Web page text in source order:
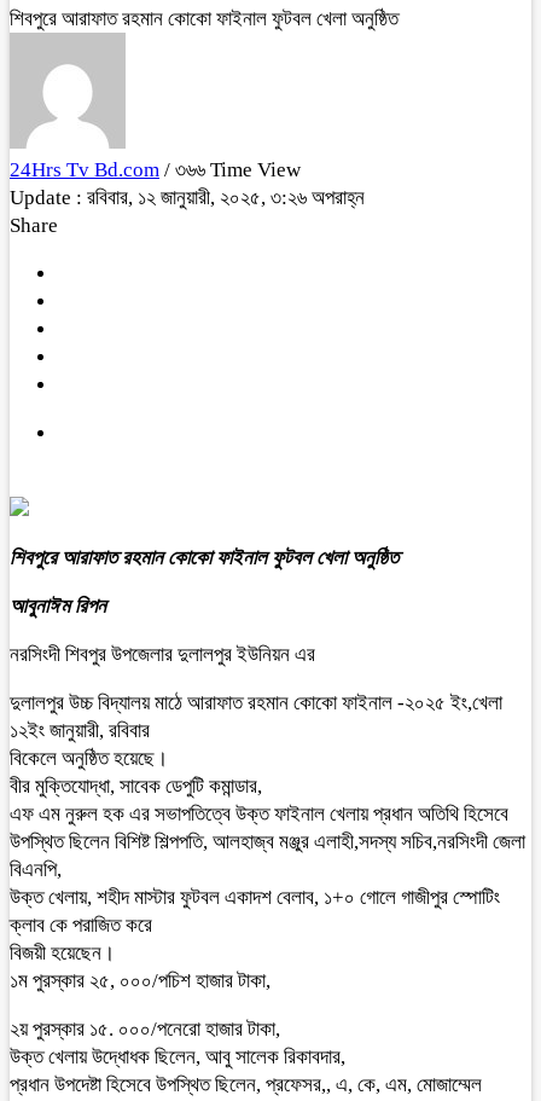
শিবপুরে আরাফাত রহমান কোকো ফাইনাল ফুটবল খেলা অনুষ্ঠিত
24Hrs Tv Bd.com / ৩৬৬ Time View
Update : রবিবার, ১২ জানুয়ারী, ২০২৫, ৩:২৬ অপরাহ্ন
Share
শিবপুরে আরাফাত রহমান কোকো ফাইনাল ফুটবল খেলা অনুষ্ঠিত
আবুনাঈম রিপন
নরসিংদী শিবপুর উপজেলার দুলালপুর ইউনিয়ন এর
দুলালপুর উচ্চ বিদ্যালয় মাঠে আরাফাত রহমান কোকো ফাইনাল -২০২৫ ইং,খেলা
১২ইং জানুয়ারী, রবিবার
বিকেলে অনুষ্ঠিত হয়েছে।
বীর মুক্তিযোদ্ধা, সাবেক ডেপুটি কমান্ডার,
এফ এম নুরুল হক এর সভাপতিত্বে উক্ত ফাইনাল খেলায় প্রধান অতিথি হিসেবে
উপস্থিত ছিলেন বিশিষ্ট শিল্পপতি, আলহাজ্ব মঞ্জুর এলাহী,সদস্য সচিব,নরসিংদী জেলা
বিএনপি,
উক্ত খেলায়, শহীদ মাস্টার ফুটবল একাদশ বেলাব, ১+০ গোলে গাজীপুর স্পোটিং
ক্লাব কে পরাজিত করে
বিজয়ী হয়েছেন।
১ম পুরস্কার ২৫, ০০০/পচিশ হাজার টাকা,
২য় পুরস্কার ১৫. ০০০/পনেরো হাজার টাকা,
উক্ত খেলায় উদ্ধোধক ছিলেন, আবু সালেক রিকাবদার,
প্রধান উপদেষ্টা হিসেবে উপস্থিত ছিলেন, প্রফেসর,, এ, কে, এম, মোজাম্মেল